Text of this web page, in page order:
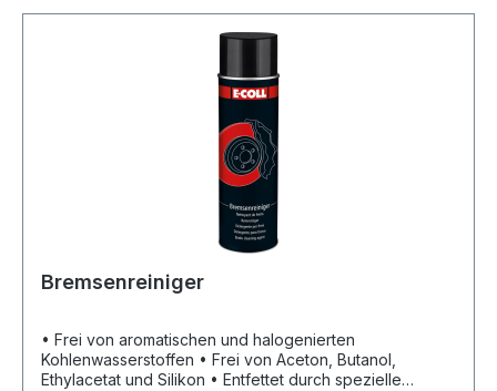
Bremsenreiniger
• Frei von aromatischen und halogenierten
Kohlenwasserstoffen • Frei von Aceton, Butanol,
Ethylacetat und Silikon • Entfettet durch spezielle